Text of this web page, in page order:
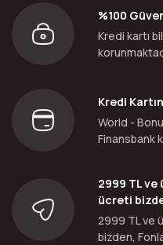
%100
Kredi kartı
Kredi
World -
Finansbank
2999 TL
ücreti
2999 TL ve
bizden,